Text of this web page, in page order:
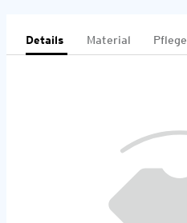
Details Material Pflege